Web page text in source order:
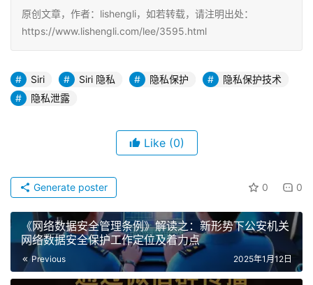
原创文章，作者：lishengli，如若转载，请注明出处：
https://www.lishengli.com/lee/3595.html
Siri Siri 隐私 隐私保护
隐私保护技术
隐私泄露
Like (0)
0 0
Generate poster
《网络数据安全管理条例》解读之：新形势下公安机关
网络数据安全保护工作定位及着力点
Previous 2025年1月12日